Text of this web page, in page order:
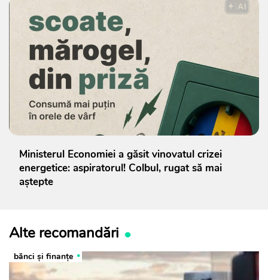
Ministerul Economiei a găsit vinovatul crizei
energetice: aspiratorul! Colbul, rugat să mai
aștepte
Alte recomandări
bănci şi finanţe